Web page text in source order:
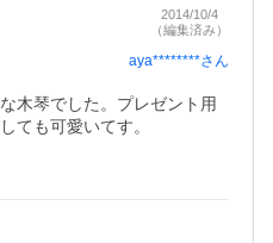
2014/10/4
（編集済み）
aya********さん
木琴でした。プレゼント用
ても可愛いてす。